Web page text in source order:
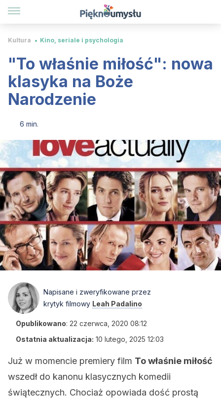
Kultura Kino, seriale i psychologia
"To właśnie miłość": nowa
klasyka na Boże
Narodzenie
6 min.
Napisane i zweryfikowane przez
krytyk filmowy Leah Padalino
Opublikowano: 22 czerwca, 2020 08:12
Ostatnia aktualizacja: 10 lutego, 2025 12:03
Już w momencie premiery film To właśnie miłość
wszedł do kanonu klasycznych komedii
świątecznych. Chociaż opowiada dość prostą